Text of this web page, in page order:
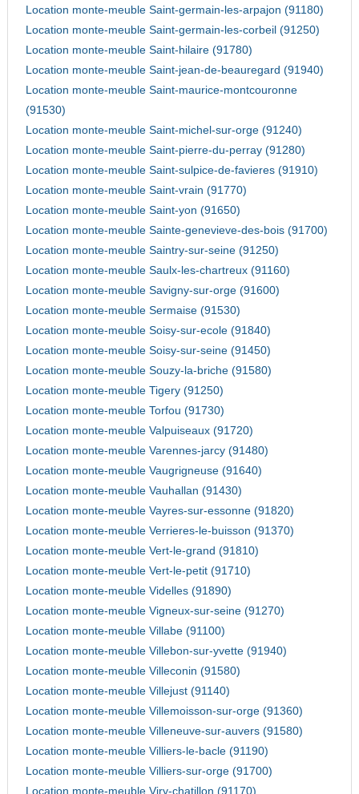
Location monte-meuble Saint-germain-les-arpajon (91180)
Location monte-meuble Saint-germain-les-corbeil (91250)
Location monte-meuble Saint-hilaire (91780)
Location monte-meuble Saint-jean-de-beauregard (91940)
Location monte-meuble Saint-maurice-montcouronne
(91530)
Location monte-meuble Saint-michel-sur-orge (91240)
Location monte-meuble Saint-pierre-du-perray (91280)
Location monte-meuble Saint-sulpice-de-favieres (91910)
Location monte-meuble Saint-vrain (91770)
Location monte-meuble Saint-yon (91650)
Location monte-meuble Sainte-genevieve-des-bois (91700)
Location monte-meuble Saintry-sur-seine (91250)
Location monte-meuble Saulx-les-chartreux (91160)
Location monte-meuble Savigny-sur-orge (91600)
Location monte-meuble Sermaise (91530)
Location monte-meuble Soisy-sur-ecole (91840)
Location monte-meuble Soisy-sur-seine (91450)
Location monte-meuble Souzy-la-briche (91580)
Location monte-meuble Tigery (91250)
Location monte-meuble Torfou (91730)
Location monte-meuble Valpuiseaux (91720)
Location monte-meuble Varennes-jarcy (91480)
Location monte-meuble Vaugrigneuse (91640)
Location monte-meuble Vauhallan (91430)
Location monte-meuble Vayres-sur-essonne (91820)
Location monte-meuble Verrieres-le-buisson (91370)
Location monte-meuble Vert-le-grand (91810)
Location monte-meuble Vert-le-petit (91710)
Location monte-meuble Videlles (91890)
Location monte-meuble Vigneux-sur-seine (91270)
Location monte-meuble Villabe (91100)
Location monte-meuble Villebon-sur-yvette (91940)
Location monte-meuble Villeconin (91580)
Location monte-meuble Villejust (91140)
Location monte-meuble Villemoisson-sur-orge (91360)
Location monte-meuble Villeneuve-sur-auvers (91580)
Location monte-meuble Villiers-le-bacle (91190)
Location monte-meuble Villiers-sur-orge (91700)
Location monte-meuble Viry-chatillon (91170)